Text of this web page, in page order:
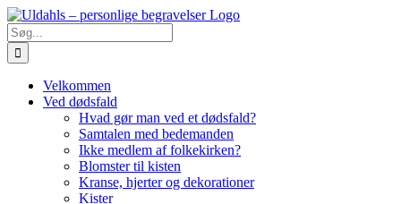
Skip
to
content
Søg
efter:
Velkommen
Ved dødsfald
Hvad gør man ved et dødsfald?
Samtalen med bedemanden
Ikke medlem af folkekirken?
Blomster til kisten
Kranse, hjerter og dekorationer
Kister